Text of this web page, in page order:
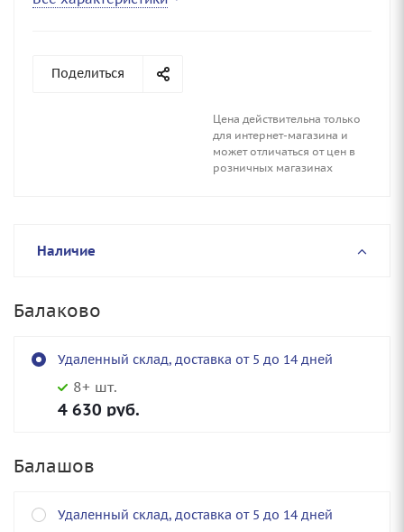
Поделиться
Цена действительна только
для интернет-магазина и
может отличаться от цен в
розничных магазинах
Наличие
Балаково
Удаленный склад, доставка от 5 до 14 дней
8+ шт.
4 630 руб.
Балашов
Удаленный склад, доставка от 5 до 14 дней